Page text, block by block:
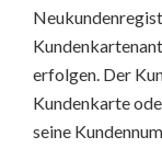
erfolgen. Der
Kundenkarte
seine